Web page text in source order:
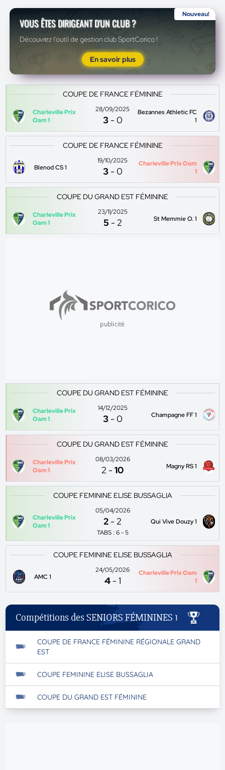
Nouveau!
VOUS ÊTES DIRIGEANT D'UN CLUB ?
Découvrez l'outil de gestion club SportCorico !
En savoir plus
COUPE DE FRANCE FÉMININE
Charleville Prix
Oam 1
28/09/2025
3 -0
Bezannes Athletic FC
1
COUPE DE FRANCE FÉMININE
Blenod CS 1
19/10/2025
3 -0
Charleville Prix Oam
1
COUPE DU GRAND EST FÉMININE
Charleville Prix
Oam 1
23/11/2025
5 -2 St Memmie O. 1
publicité
COUPE DU GRAND EST FÉMININE
Charleville Prix
Oam 1
14/12/2025
3 -0 Champagne FF 1
COUPE DU GRAND EST FÉMININE
Charleville Prix
Oam 1
08/03/2026
2 -10 Magny RS 1
COUPE FEMININE ELISE BUSSAGLIA
Charleville Prix
Oam 1
05/04/2026
2 -2
TABS : 6 - 5
Qui Vive Douzy 1
COUPE FEMININE ELISE BUSSAGLIA
AMC 1
24/05/2026
4 -1
Charleville Prix Oam
1
Compétitions des SENIORS FÉMININES 1
COUPE DE FRANCE FÉMININE RÉGIONALE GRAND
EST
COUPE FEMININE ELISE BUSSAGLIA
COUPE DU GRAND EST FÉMININE